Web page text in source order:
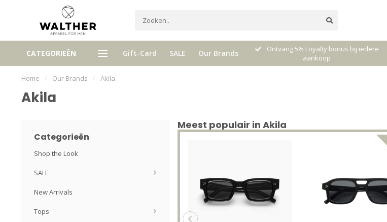
CATEGORIEËN Gift-Card SALE Our Brands
verzenden vanaf € 120,- (NL)
Ontvang 5% Loyalty bonus bij iedere
aankoop
High quality brands with authentic
stories and traditions
Home / Our Brands / Akila
Akila
Categorieën
Shop the Look
SALE
New Arrivals
Tops
Meest populair in Akila